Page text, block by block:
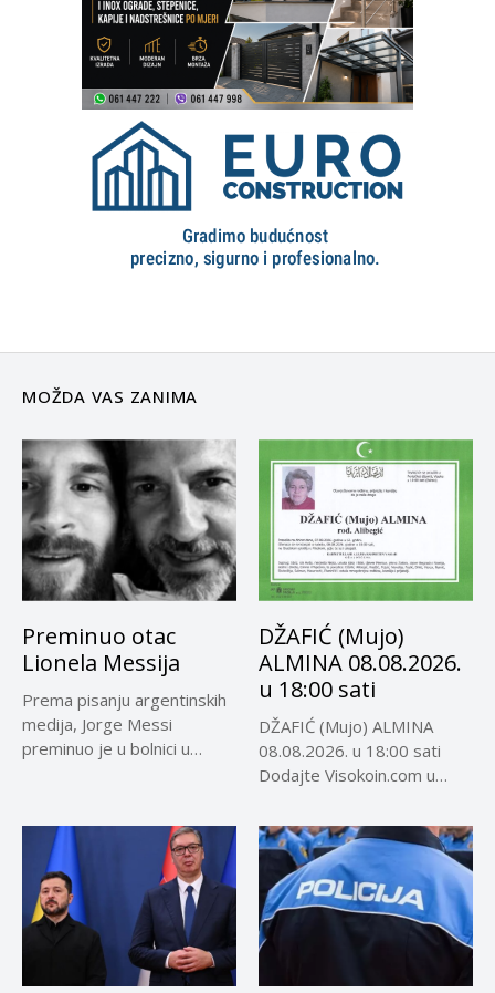
MOŽDA VAS ZANIMA
Preminuo otac
Lionela Messija
Prema pisanju argentinskih
medija, Jorge Messi
preminuo je u bolnici u
DŽAFIĆ (Mujo)
ALMINA 08.08.2026.
u 18:00 sati
DŽAFIĆ (Mujo) ALMINA
08.08.2026. u 18:00 sati
Dodajte Visokoin.com u